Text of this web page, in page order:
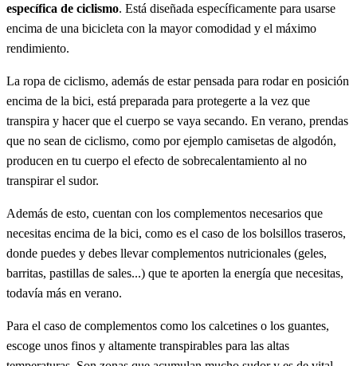
específica de ciclismo. Está diseñada específicamente para usarse
encima de una bicicleta con la mayor comodidad y el máximo
rendimiento.
La ropa de ciclismo, además de estar pensada para rodar en posición
encima de la bici, está preparada para protegerte a la vez que
transpira y hacer que el cuerpo se vaya secando. En verano, prendas
que no sean de ciclismo, como por ejemplo camisetas de algodón,
producen en tu cuerpo el efecto de sobrecalentamiento al no
transpirar el sudor.
Además de esto, cuentan con los complementos necesarios que
necesitas encima de la bici, como es el caso de los bolsillos traseros,
donde puedes y debes llevar complementos nutricionales (geles,
barritas, pastillas de sales...) que te aporten la energía que necesitas,
todavía más en verano.
Para el caso de complementos como los calcetines o los guantes,
escoge unos finos y altamente transpirables para las altas